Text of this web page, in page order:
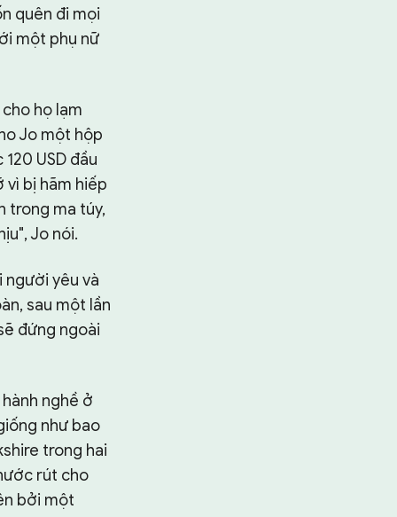
quên đi mọi
một phụ nữ
họ lạm
Jo một hộp
USD đầu
vì bị hãm hiếp
trong ma túy,
Jo nói.
người yêu và
sau một lần
đứng ngoài
nghề ở
như bao
trong hai
rút cho
bởi một